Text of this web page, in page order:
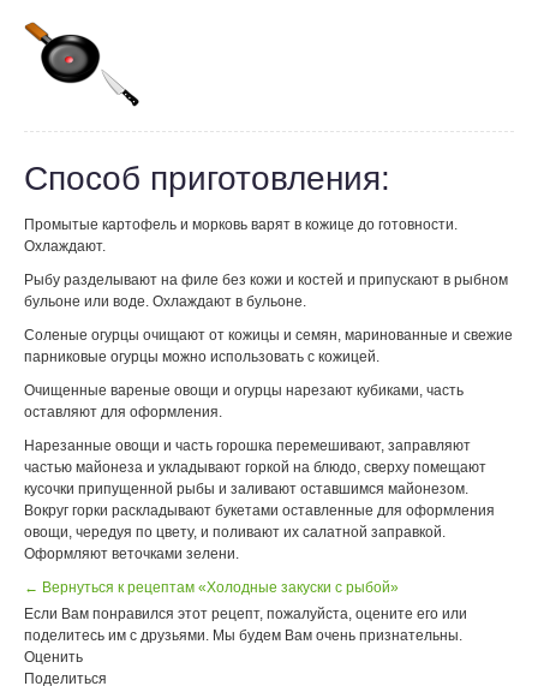
Способ приготовления:
Промытые картофель и морковь варят в кожице до готовности.
Охлаждают.
Рыбу разделывают на филе без кожи и костей и припускают в рыбном
бульоне или воде. Охлаждают в бульоне.
Соленые огурцы очищают от кожицы и семян, маринованные и свежие
парниковые огурцы можно использовать с кожицей.
Очищенные вареные овощи и огурцы нарезают кубиками, часть
оставляют для оформления.
Нарезанные овощи и часть горошка перемешивают, заправляют
частью майонеза и укладывают горкой на блюдо, сверху помещают
кусочки припущенной рыбы и заливают оставшимся майонезом.
Вокруг горки раскладывают букетами оставленные для оформления
овощи, чередуя по цвету, и поливают их салатной заправкой.
Оформляют веточками зелени.
← Вернуться к рецептам «Холодные закуски с рыбой»
Если Вам понравился этот рецепт, пожалуйста, оцените его или
поделитесь им с друзьями. Мы будем Вам очень признательны.
Оценить
Поделиться